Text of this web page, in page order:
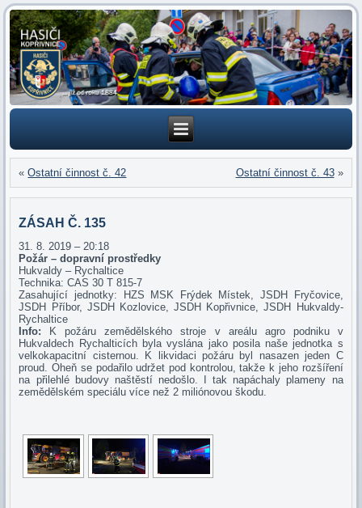
«Ostatní činnost č. 42 Ostatní činnost č. 43»
ZÁSAH Č. 135
31. 8. 2019 – 20:18
Požár – dopravní prostředky
Hukvaldy – Rychaltice
Technika: CAS 30 T 815-7
Zasahující jednotky: HZS MSK Frýdek Místek, JSDH Fryčovice,
JSDH Příbor, JSDH Kozlovice, JSDH Kopřivnice, JSDH Hukvaldy-
Rychaltice
Info: K požáru zemědělského stroje v areálu agro podniku v
Hukvaldech Rychalticích byla vyslána jako posila naše jednotka s
velkokapacitní cisternou. K likvidaci požáru byl nasazen jeden C
proud. Oheň se podařilo udržet pod kontrolou, takže k jeho rozšíření
na přilehlé budovy naštěstí nedošlo. I tak napáchaly plameny na
zemědělském speciálu více než 2 miliónovou škodu.